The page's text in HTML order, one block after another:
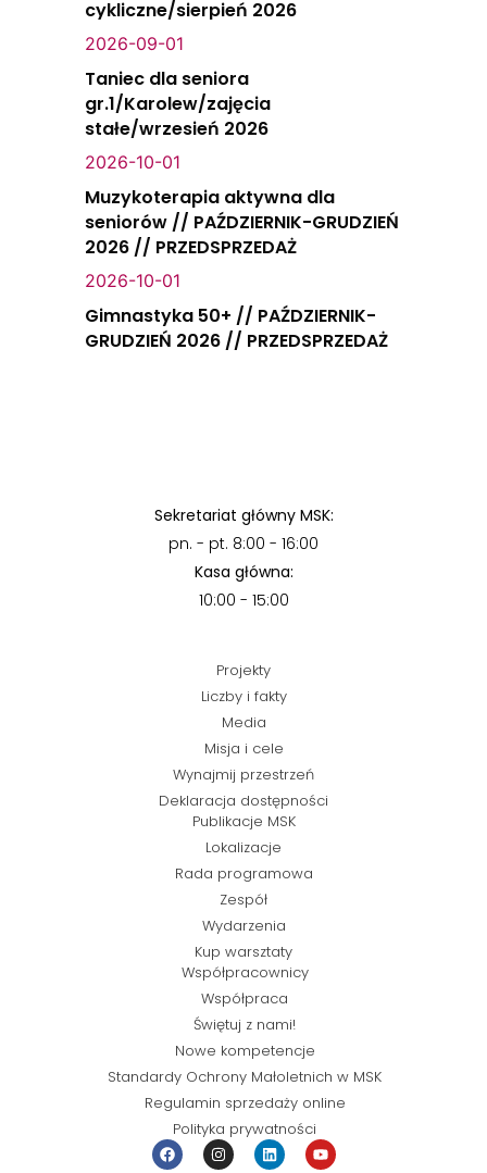
cykliczne/sierpień 2026
2026-09-01
Taniec dla seniora
gr.1/Karolew/zajęcia
stałe/wrzesień 2026
2026-10-01
Muzykoterapia aktywna dla
seniorów // PAŹDZIERNIK-GRUDZIEŃ
2026 // PRZEDSPRZEDAŻ
2026-10-01
Gimnastyka 50+ // PAŹDZIERNIK-
GRUDZIEŃ 2026 // PRZEDSPRZEDAŻ
Sekretariat główny MSK:
pn. - pt. 8:00 - 16:00
Kasa główna:
10:00 - 15:00
Projekty
Liczby i fakty
Media
Misja i cele
Wynajmij przestrzeń
Deklaracja dostępności
Publikacje MSK
Lokalizacje
Rada programowa
Zespół
Wydarzenia
Kup warsztaty
Współpracownicy
Współpraca
Świętuj z nami!
Nowe kompetencje
Standardy Ochrony Małoletnich w MSK
Regulamin sprzedaży online
Polityka prywatności